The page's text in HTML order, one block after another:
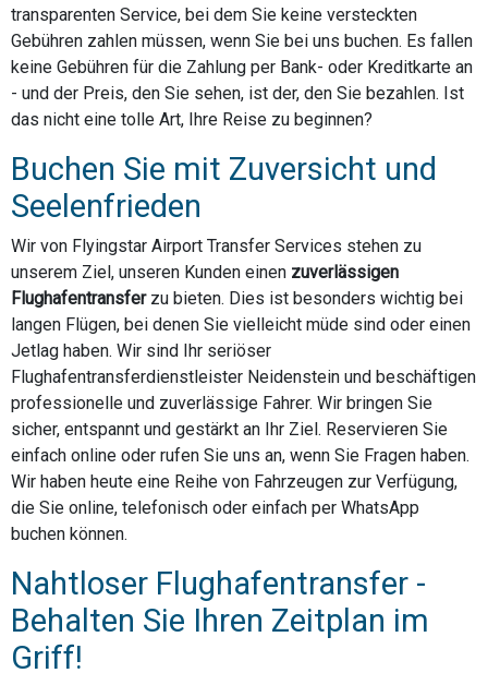
transparenten Service, bei dem Sie keine versteckten
Gebühren zahlen müssen, wenn Sie bei uns buchen. Es fallen
keine Gebühren für die Zahlung per Bank- oder Kreditkarte an
- und der Preis, den Sie sehen, ist der, den Sie bezahlen. Ist
das nicht eine tolle Art, Ihre Reise zu beginnen?
Buchen Sie mit Zuversicht und
Seelenfrieden
Wir von Flyingstar Airport Transfer Services stehen zu
unserem Ziel, unseren Kunden einen zuverlässigen
Flughafentransferzu bieten. Dies ist besonders wichtig bei
langen Flügen, bei denen Sie vielleicht müde sind oder einen
Jetlag haben. Wir sind Ihr seriöser
Flughafentransferdienstleister Neidenstein und beschäftigen
professionelle und zuverlässige Fahrer. Wir bringen Sie
sicher, entspannt und gestärkt an Ihr Ziel. Reservieren Sie
einfach online oder rufen Sie uns an, wenn Sie Fragen haben.
Wir haben heute eine Reihe von Fahrzeugen zur Verfügung,
die Sie online, telefonisch oder einfach per WhatsApp
buchen können.
Nahtloser Flughafentransfer -
Behalten Sie Ihren Zeitplan im
Griff!